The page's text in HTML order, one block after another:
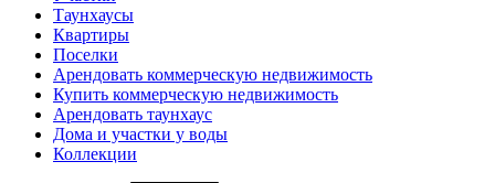
Таунхаусы
Квартиры
Поселки
Арендовать коммерческую недвижимость
Купить коммерческую недвижимость
Арендовать таунхаус
Дома и участки у воды
Коллекции